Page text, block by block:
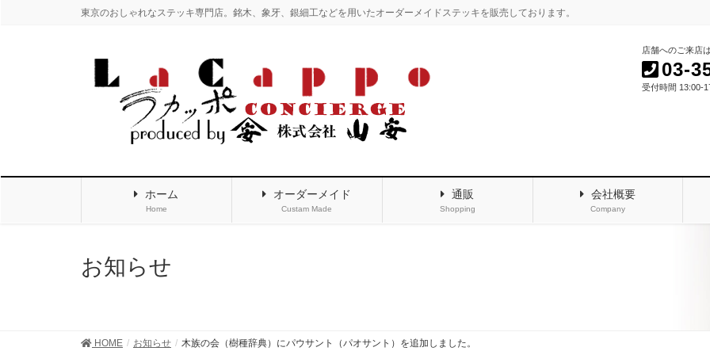
東京のおしゃれなステッキ専門店。銘木、象牙、銀細工などを用いたオーダーメイドステッキを販売しております。
店舗へのご来店
03-
受付時間 13:00-
ホーム
Home
オーダーメイド
Custam Made
通販
Shopping
会社概要
Company
お知らせ
HOME お知らせ 木族の会（樹種辞典）にパウサント（パオサント）を追加しました。